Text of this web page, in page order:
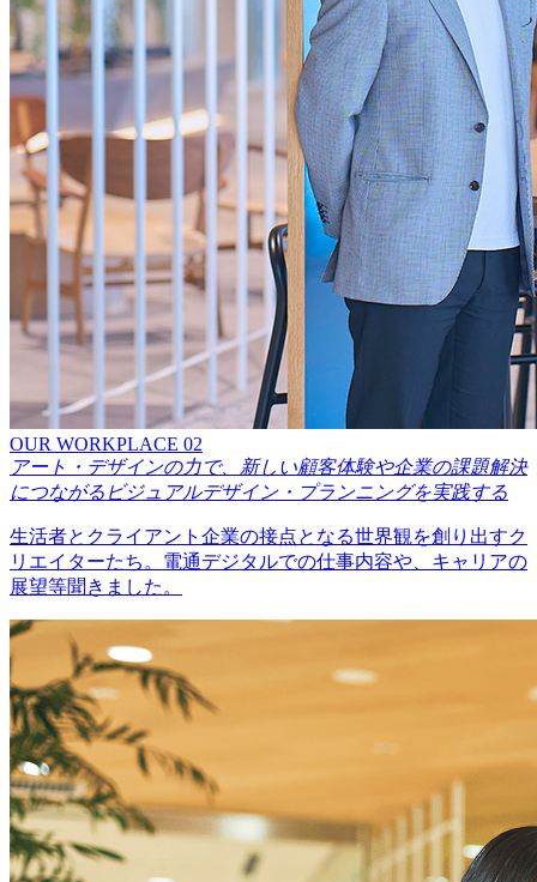
OUR WORKPLACE 02
アート・デザインの力で、新しい顧客体験や企業の課題解決
につながるビジュアルデザイン・プランニングを実践する
生活者とクライアント企業の接点となる世界観を創り出すク
リエイターたち。電通デジタルでの仕事内容や、キャリアの
展望等聞きました。